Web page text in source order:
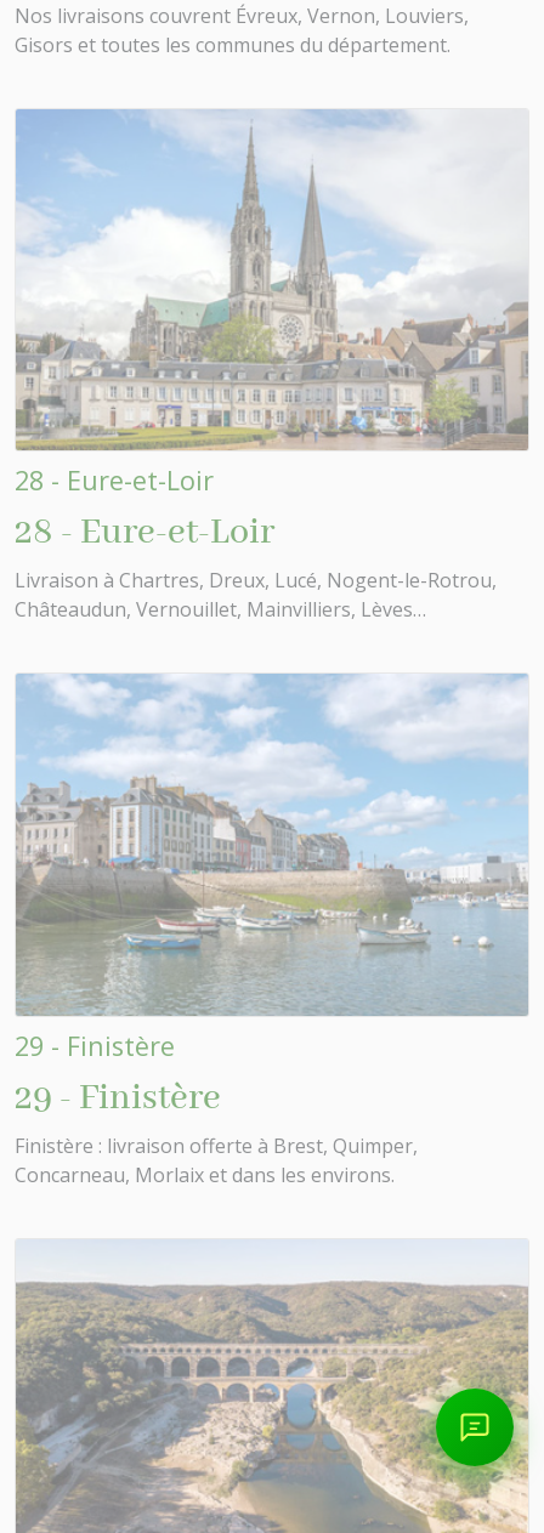
Nos livraisons couvrent Évreux, Vernon, Louviers,
Gisors et toutes les communes du département.
28 - Eure-et-Loir
28 - Eure-et-Loir
Livraison à Chartres, Dreux, Lucé, Nogent-le-Rotrou,
Châteaudun, Vernouillet, Mainvilliers, Lèves…
29 - Finistère
29 - Finistère
Finistère : livraison offerte à Brest, Quimper,
Concarneau, Morlaix et dans les environs.
🤖 Besoin d'aide ?
Bienvenue chez NOEL VERT
0/800
📞 Parler à un conseiller